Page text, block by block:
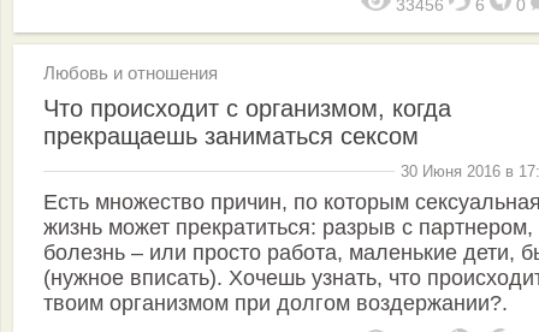
33456 6 0
Любовь и отношения
Что происходит с организмом, когда
прекращаешь заниматься сексом
30 Июня 2016 в
Есть множество причин, по которым
жизнь может прекратиться: разрыв с партнером,
болезнь – или просто работа, маленькие дети,
(нужное вписать). Хочешь узнать, что
твоим организмом при долгом воздержании?.